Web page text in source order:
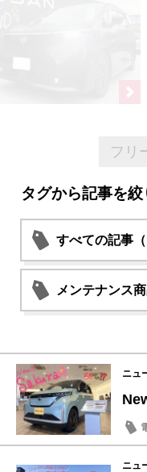
都
日
ニュー
タグから記事を
すべての記事（
メンテナンス商
ニュ
ニュ